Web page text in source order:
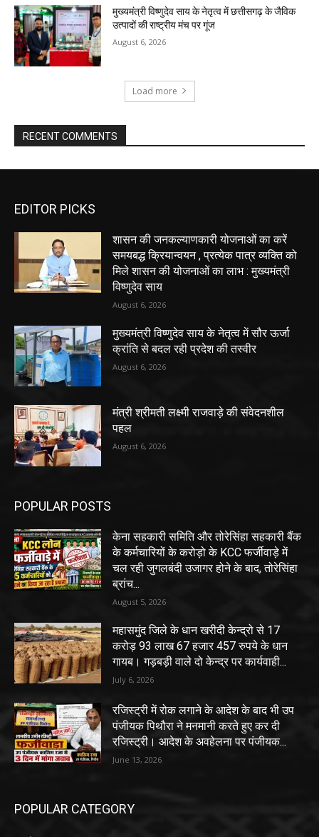
मुख्यमंत्री विष्णुदेव साय के नेतृत्व में छत्तीसगढ़ के जैविक
उत्पादों की राष्ट्रीय मंच पर गूंज
August 6, 2026
Load more
RECENT COMMENTS
EDITOR PICKS
शासन की जनकल्याणकारी योजनाओं का करें
समयबद्ध क्रियान्वयन , प्रत्येक पात्र व्यक्ति को
मिले शासन की योजनाओं का लाभ : मुख्यमंत्री
विष्णुदेव साय
August 6, 2026
मुख्यमंत्री विष्णुदेव साय के नेतृत्व में सौर ऊर्जा
क्रांति से बदल रही प्रदेश की तस्वीर
August 6, 2026
मंत्री श्रीमती लक्ष्मी राजवाड़े की संवेदनशील
पहल
August 6, 2026
POPULAR POSTS
केना सहकारी समिति और तोरेसिंहा सहकारी बैंक
के कर्मचारियों के करोड़ो के KCC फर्जीवाड़े में
चल रही जुगलबंदी उजागर होने के बाद, तोरेसिंहा
ब्रांच...
August 5, 2026
महासमुंद जिले के धान खरीदी केन्द्रो से 17
करोड़ 93 लाख 67 हजार 457 रुपये के धान
गायब। गड़बड़ी वाले दो केन्द्र पर कार्यवाही...
July 6, 2026
रजिस्ट्री में रोक लगाने के आदेश के बाद भी उप
पंजीयक पिथौरा ने मनमानी करते हुए कर दी
रजिस्ट्री। आदेश के अवहेलना पर पंजीयक...
June 13, 2026
POPULAR CATEGORY